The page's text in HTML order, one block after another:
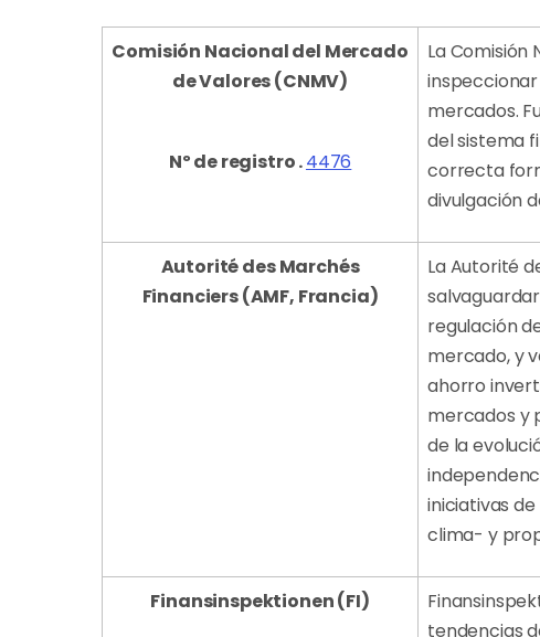
Comisión Nacional del Mercado
de Valores (CNMV)
Nº de registro .4476
La Comisión
mercados.
del sistema
correcta
divulgación
Autorité des Marchés
Financiers (AMF, Francia)
La Autorité
regulación
mercado, y
ahorro
mercados y
de la
iniciativas
clima- y
Finansinspektionen (FI)
tendencias